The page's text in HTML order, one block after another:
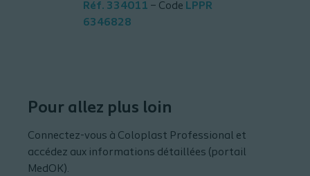
Réf. 334011 – Code LPPR
6346828
Pour allez plus loin
Connectez-vous à Coloplast Professional et
accédez aux informations détaillées (portail
MedOK).